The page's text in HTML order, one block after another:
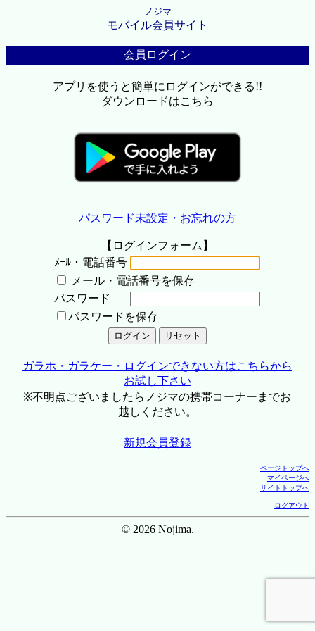
ノジマ
モバイル会員サイト
会員ログイン
アプリを使うと簡単にログインができる!!
ダウンロードはこちら
パスワード未設定・お忘れの方
【ログインフォーム】
ﾒｰﾙ・電話番号
メール・電話番号を保存
パスワード
パスワードを保存
ガラホ・ガラケー・ログインできない方はこちらから
お試し下さい
※不明点ございましたらノジマの携帯コーナーまでお
越しください。
新規会員登録
ページトップへ
マイページへ
サイトトップへ
ログアウト
© 2026 Nojima.